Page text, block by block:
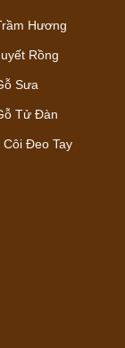
Hương
Rồng
Sưa
Tử Đàn
Đeo Tay